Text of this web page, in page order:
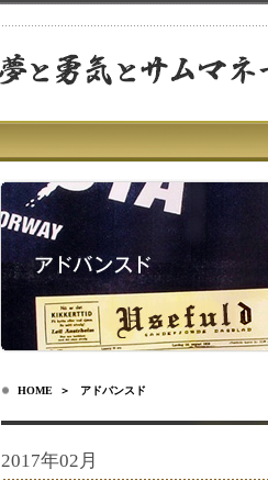
HOME ＞ アドバンスド
2017年02月